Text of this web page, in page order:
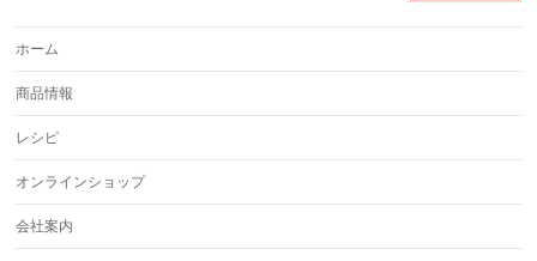
ホーム
商品情報
レシピ
オンラインショップ
会社案内